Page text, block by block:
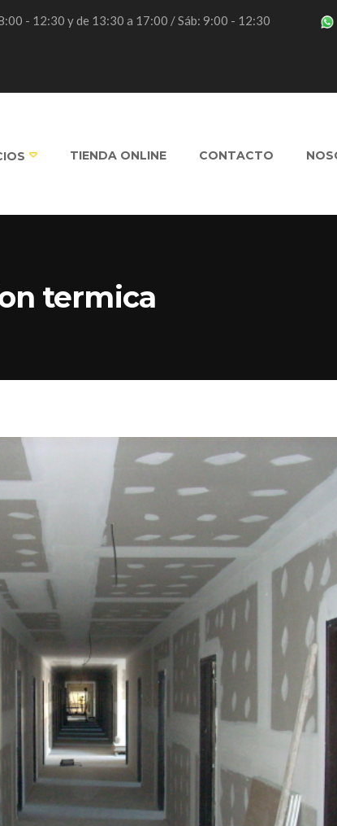
- 12:30 y de 13:30 a 17:00 / Sáb: 9:00 - 12:30
TIENDA ONLINE CONTACTO
termica